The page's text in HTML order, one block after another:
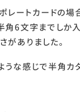
レートカードの
角6文字までしか
がありました。
うな感じで半角カ